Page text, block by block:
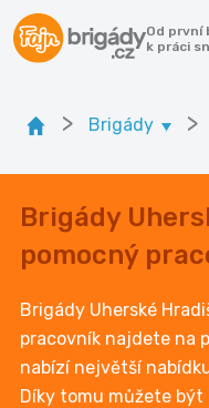
Od první
k práci
> Brigády >
Brigády
pomocný
Brigády Uherské
pracovník najdete na
nabízí největší
Díky tomu můžete být